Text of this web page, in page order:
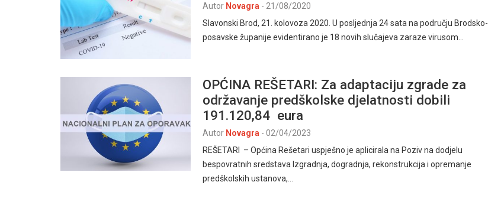
Autor Novagra - 21/08/2020
Slavonski Brod, 21. kolovoza 2020. U posljednja 24 sata na području Brodsko-
posavske županije evidentirano je 18 novih slučajeva zaraze virusom…
OPĆINA REŠETARI: Za adaptaciju zgrade za
održavanje predškolske djelatnosti dobili
191.120,84 eura
Autor Novagra - 02/04/2023
REŠETARI – Općina Rešetari uspješno je aplicirala na Poziv na dodjelu
bespovratnih sredstava Izgradnja, dogradnja, rekonstrukcija i opremanje
predškolskih ustanova,…